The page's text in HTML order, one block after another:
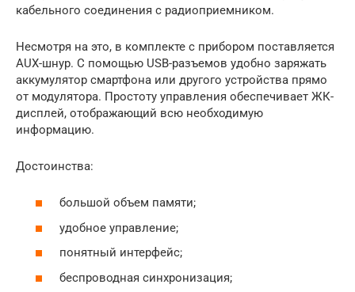
кабельного соединения с радиоприемником.
Несмотря на это, в комплекте с прибором поставляется
AUX-шнур. С помощью USB-разъемов удобно заряжать
аккумулятор смартфона или другого устройства прямо
от модулятора. Простоту управления обеспечивает ЖК-
дисплей, отображающий всю необходимую
информацию.
Достоинства:
большой объем памяти;
удобное управление;
понятный интерфейс;
беспроводная синхронизация;